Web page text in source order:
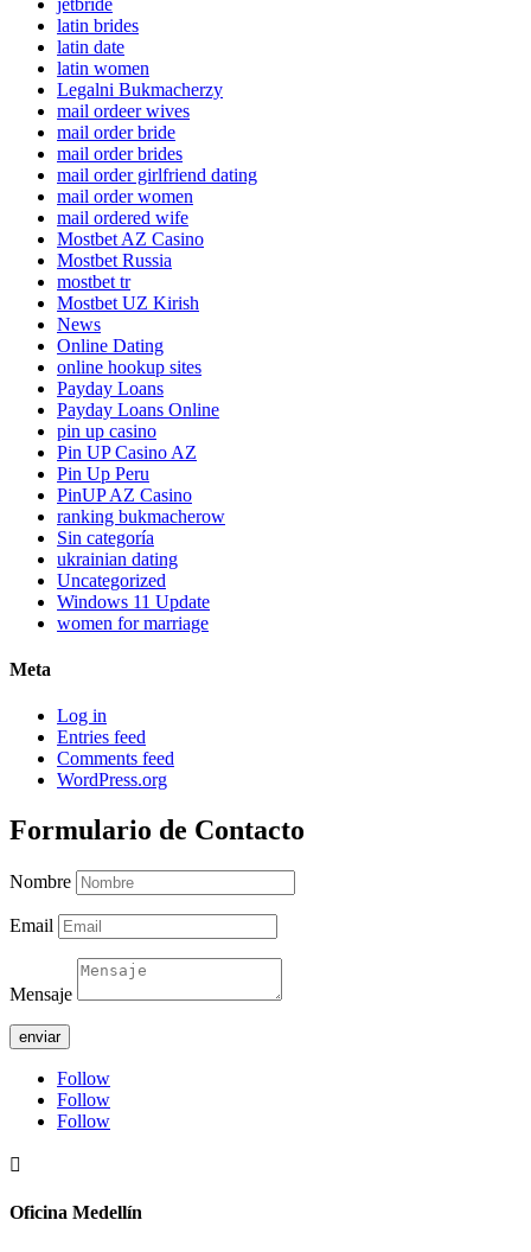
latin brides
latin date
latin women
Legalni Bukmacherzy
mail ordeer wives
mail order bride
mail order brides
mail order girlfriend dating
mail order women
mail ordered wife
Mostbet AZ Casino
Mostbet Russia
mostbet tr
Mostbet UZ Kirish
News
Online Dating
online hookup sites
Payday Loans
Payday Loans Online
pin up casino
Pin UP Casino AZ
Pin Up Peru
PinUP AZ Casino
ranking bukmacherow
Sin categoría
ukrainian dating
Uncategorized
Windows 11 Update
women for marriage
Meta
Log in
Entries feed
Comments feed
WordPress.org
Formulario de Contacto
Nombre
Email
Mensaje
enviar
Follow
Follow
Follow

Oficina Medellín